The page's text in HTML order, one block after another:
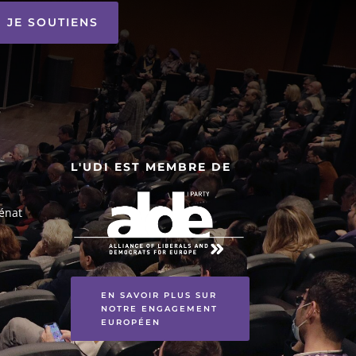
JE SOUTIENS
L'UDI EST MEMBRE DE
EN SAVOIR PLUS SUR
NOTRE ENGAGEMENT
EUROPÉEN